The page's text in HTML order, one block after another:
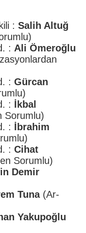
: Salih Altuğ
: Ali Ömeroğlu
: Gürcan
: İkbal
Sorumlu)
: İbrahim
: Cihat
Sorumlu)
Demir
Tuna (Ar-
Yakupoğlu